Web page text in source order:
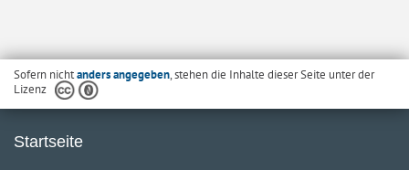
Sofern nichtanders angegeben, stehen die Inhalte dieser Seite unter der
Lizenz
Startseite